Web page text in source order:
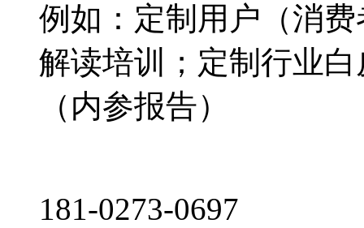
例如：定制用户（消
解读培训；定制行业
（内参报告）
181-0273-0697